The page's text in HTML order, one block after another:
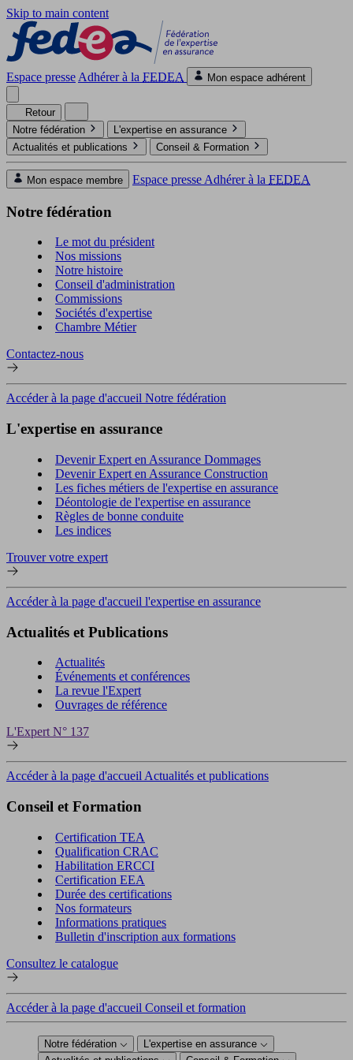
Skip to main content
Espace presse Adhérer à la FEDEA Mon espace adhérent
Retour
Notre fédération
L'expertise en assurance
Actualités et publications
Conseil & Formation
Mon espace membre Espace presse Adhérer à la FEDEA
Notre fédération
Le mot du président
Nos missions
Notre histoire
Conseil d'administration
Commissions
Sociétés d'expertise
Chambre Métier
Contactez-nous
Accéder à la page d'accueil Notre fédération
L'expertise en assurance
Devenir Expert en Assurance Dommages
Devenir Expert en Assurance Construction
Les fiches métiers de l'expertise en assurance
Déontologie de l'expertise en assurance
Règles de bonne conduite
Les indices
Trouver votre expert
Accéder à la page d'accueil l'expertise en assurance
Actualités et Publications
Actualités
Événements et conférences
La revue l'Expert
Ouvrages de référence
L'Expert N° 137
Accéder à la page d'accueil Actualités et publications
Conseil et Formation
Certification TEA
Qualification CRAC
Habilitation ERCCI
Certification EEA
Durée des certifications
Nos formateurs
Informations pratiques
Bulletin d'inscription aux formations
Consultez le catalogue
Accéder à la page d'accueil Conseil et formation
Notre fédération
L'expertise en assurance